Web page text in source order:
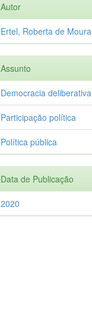
Autor
Ertel, Roberta de Moura
Assunto
Democracia deliberativa
Participação política
Política pública
Data de Publicação
2020